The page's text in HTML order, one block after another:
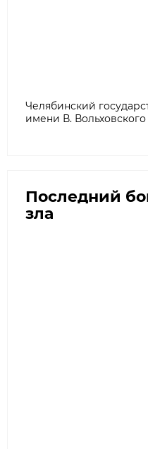
Челябинский
имени В. Вольховского
Последний
зла